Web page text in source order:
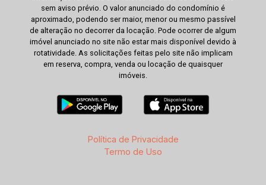
sem aviso prévio. O valor anunciado do condomínio é
aproximado, podendo ser maior, menor ou mesmo passível
de alteração no decorrer da locação. Pode ocorrer de algum
imóvel anunciado no site não estar mais disponível devido à
rotatividade. As solicitações feitas pelo site não implicam
em reserva, compra, venda ou locação de quaisquer
imóveis.
Política de Privacidade
Termo de Uso